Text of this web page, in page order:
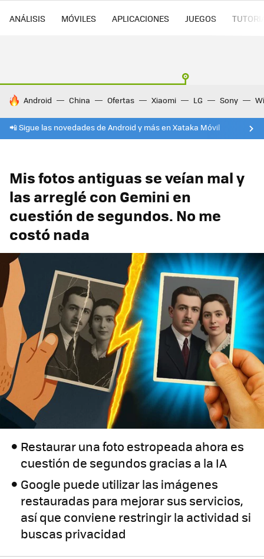
ANÁLISIS MÓVILES APLICACIONES JUEGOS
HOY SE HABLA DE
Android China Ofertas Xiaomi LG Sony
📲 Sigue las novedades de Android y más en Xataka Móvil
Mis fotos antiguas se veían mal y
las arreglé con Gemini en
cuestión de segundos. No me
costó nada
Restaurar una foto estropeada ahora es
cuestión de segundos gracias a la IA
Google puede utilizar las imágenes
restauradas para mejorar sus servicios,
así que conviene restringir la actividad si
buscas privacidad